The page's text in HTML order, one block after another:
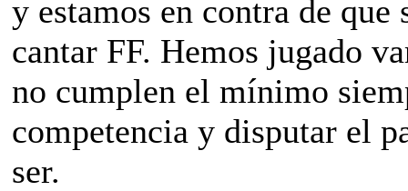
y estamos en contra de que
cantar FF. Hemos jugado
no cumplen el mínimo
competencia y disputar el
ser.